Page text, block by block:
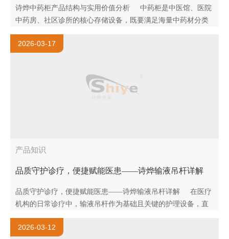
诗烨中药柜产品结构与实用价值分析 中药柜是中医馆、医院
中药房、社区诊所的核心存储设备，既要满足海量中药材分类
存放、防潮防串味的专业需求，又要适配药师高频抓药、高效
核对..
2026-03-17
产品知识
品质守护诊疗，便捷赋能医患——诗烨输液吊杆详解
品质守护诊疗，便捷赋能医患——诗烨输液吊杆详解 在医疗
机构的日常诊疗中，输液吊杆作为基础且关键的护理设备，直
接关系到患者的输液体验与医护人员的工作效率。上海诗烨深
耕医..
2026-03-12